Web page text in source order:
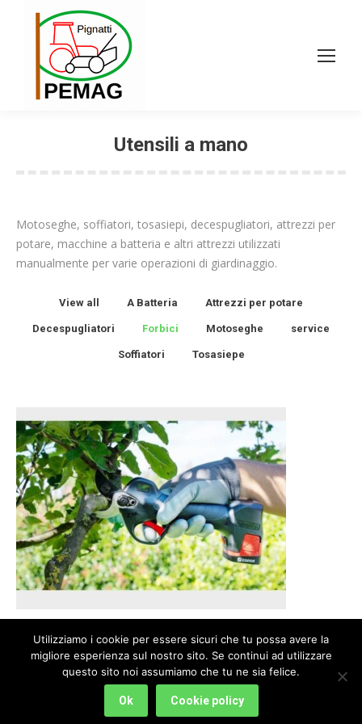
Utensili a mano
Motoseghe, soffiatori, tosasiepi, decespugliatori, attrezzi per
potare, macchine a batteria e altri attrezzi utilizzati
manualmente per varie operazioni di giardinaggio.
View all A Batteria Attrezzi per potare
Decespugliatori Forbici Motoseghe service
Soffiatori Tosasiepe
PIGNATTI ERASMO PEMAG - S. S. 468, 82 - 41012 - Carpi (MO) - Fraz. San
Marino | P.IVA 03727820361 | Tel. 059 687074
Bottom Menu
Utilizziamo i cookie per essere sicuri che tu possa avere la
migliore esperienza sul nostro sito. Se continui ad utilizzare
questo sito noi assumiamo che tu ne sia felice.
Ok Cookie policy